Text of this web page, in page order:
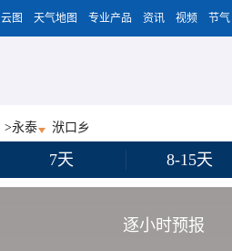
云图 天气地图 专业产品 资讯 视频 节气
>永泰 洑口乡
7天 8-15天
逐小时预报